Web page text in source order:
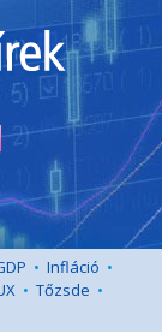
• Infláció •
• Tőzsde •